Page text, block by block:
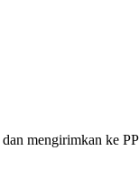
dan mengirimkan ke